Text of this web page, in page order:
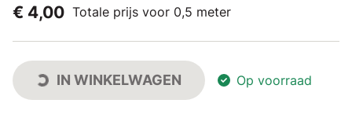
€ 4,00 Totale prijs voor 0,5 meter
IN WINKELWAGEN Op voorraad